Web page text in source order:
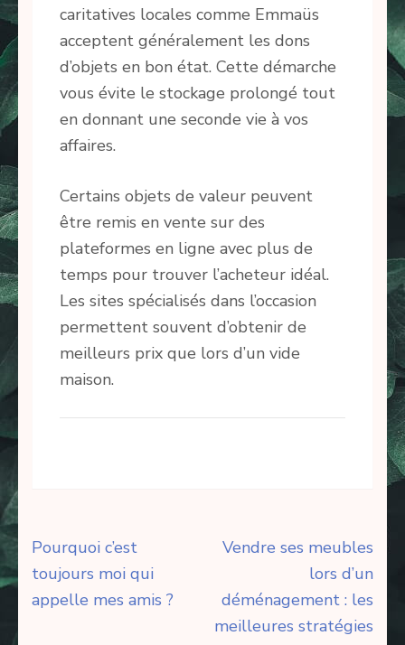
caritatives locales comme Emmaüs
acceptent généralement les dons
d’objets en bon état. Cette démarche
vous évite le stockage prolongé tout
en donnant une seconde vie à vos
affaires.
Certains objets de valeur peuvent
être remis en vente sur des
plateformes en ligne avec plus de
temps pour trouver l’acheteur idéal.
Les sites spécialisés dans l’occasion
permettent souvent d’obtenir de
meilleurs prix que lors d’un vide
maison.
Navigation
de
l’article
Pourquoi c’est
toujours moi qui
appelle mes amis ?
Vendre ses meubles
lors d’un
déménagement : les
meilleures stratégies